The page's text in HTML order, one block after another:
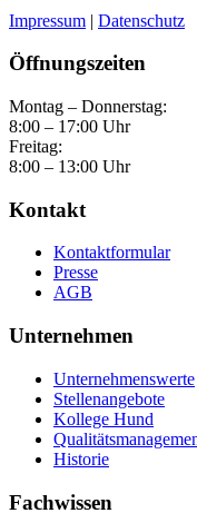
Impressum | Datenschutz
Öffnungszeiten
Montag – Donnerstag:
8:00 – 17:00 Uhr
Freitag:
8:00 – 13:00 Uhr
Kontakt
Kontaktformular
Presse
AGB
Unternehmen
Unternehmenswerte
Stellenangebote
Kollege Hund
Historie
Fachwissen